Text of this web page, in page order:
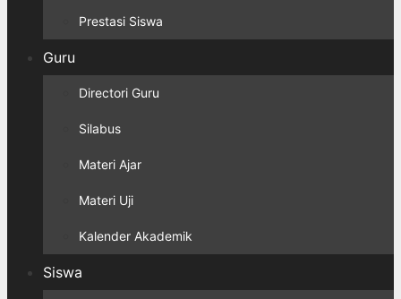
Prestasi Siswa
Guru
Directori Guru
Silabus
Materi Ajar
Materi Uji
Kalender Akademik
Siswa